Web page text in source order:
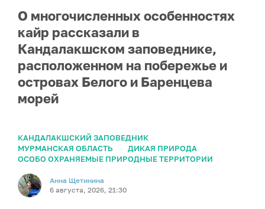
О многочисленных особенностях
кайр рассказали в
Кандалакшском заповеднике,
расположенном на побережье и
островах Белого и Баренцева
морей
КАНДАЛАКШСКИЙ ЗАПОВЕДНИК
МУРМАНСКАЯ ОБЛАСТЬ
ДИКАЯ ПРИРОДА
ОСОБО ОХРАНЯЕМЫЕ ПРИРОДНЫЕ ТЕРРИТОРИИ
Анна Щетинина
6 августа, 2026, 21:30